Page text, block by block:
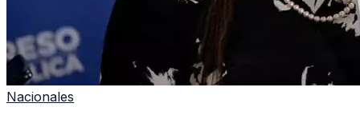
Nacionales